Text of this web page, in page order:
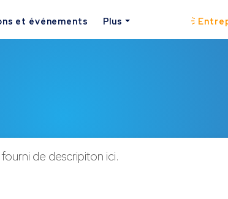
et événements Plus
de descripiton ici.